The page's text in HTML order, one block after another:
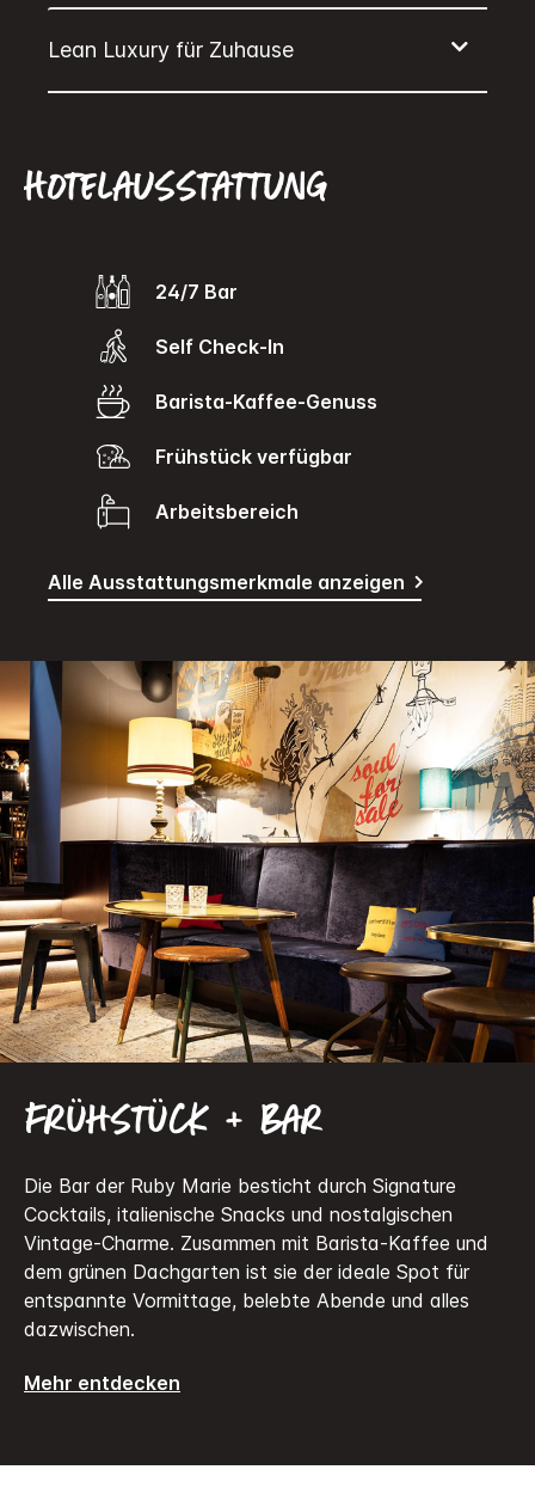
Hotelausstattung
24/7 Bar
Self Check-In
Barista-Kaffee-Genuss
Frühstück verfügbar
Arbeitsbereich
Alle Ausstattungsmerkmale anzeigen
Frühstück + Bar
Die Bar der Ruby Marie besticht durch Signature
Cocktails, italienische Snacks und nostalgischen
Vintage-Charme. Zusammen mit Barista-Kaffee und
dem grünen Dachgarten ist sie der ideale Spot für
entspannte Vormittage, belebte Abende und alles
dazwischen.
Mehr entdecken